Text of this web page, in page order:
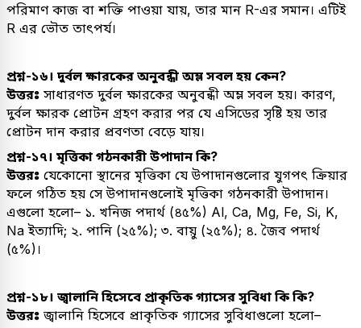
পরিমাণ কাজ বা শক্তি পাওয়া যায়, তার মান R-এর সমান। এটিই
R এর ভৌত তাৎপর্য।
প্রশ্ন-১৬। দুর্বল ক্ষারকের অনুবন্ধী অম্ল সবল হয় কেন?
উত্তরঃ সাধারণত দুর্বল ক্ষারকের অনুবন্ধী অম্ল সবল হয়। কারণ,
দুর্বল ক্ষারক প্রোটন গ্রহণ করার পর যে এসিডের সৃষ্টি হয় তার
প্রোটন দান করার প্রবণতা বেড়ে যায়।
প্রশ্ন-১৭। মৃত্তিকা গঠনকারী উপাদান কি?
উত্তরঃ যেকোনো স্থানের মৃত্তিকা যে উপাদানগুলোর যুগপৎ ক্রিয়ার
ফলে গঠিত হয় সে উপাদানগুলোই মৃত্তিকা গঠনকারী উপাদান।
এগুলো হলো– ১. খনিজ পদার্থ (৪৫%) Al, Ca, Mg, Fe, Si, K,
Na ইত্যাদি; ২. পানি (২৫%); ৩. বায়ু (২৫%); ৪. জৈব পদার্থ
(৫%)।
প্রশ্ন-১৮। জ্বালানি হিসেবে প্রাকৃতিক গ্যাসের সুবিধা কি কি?
উত্তরঃ জ্বালানি হিসেবে প্রাকৃতিক গ্যাসের সুবিধাগুলো হলো–